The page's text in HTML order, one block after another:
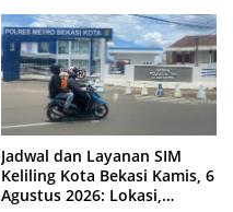
Jadwal dan Layanan SIM
Keliling Kota Bekasi Kamis, 6
Agustus 2026: Lokasi,